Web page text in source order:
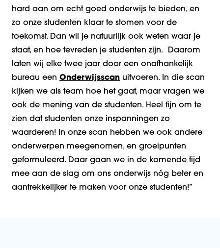
hard aan om echt goed onderwijs te bieden, en
zo onze studenten klaar te stomen voor de
toekomst. Dan wil je natuurlijk ook weten waar je
staat, en hoe tevreden je studenten zijn. Daarom
laten wij elke twee jaar door een onafhankelijk
bureau een Onderwijsscan uitvoeren. In die scan
kijken we als team hoe het gaat, maar vragen we
ook de mening van de studenten. Heel fijn om te
zien dat studenten onze inspanningen zo
waarderen! In onze scan hebben we ook andere
onderwerpen meegenomen, en groeipunten
geformuleerd. Daar gaan we in de komende tijd
mee aan de slag om ons onderwijs nóg beter en
aantrekkelijker te maken voor onze studenten!”